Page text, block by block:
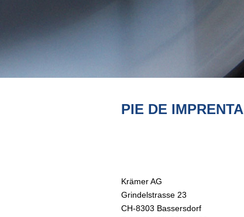
PIE DE IMPRENTA
Krämer AG
Grindelstrasse 23
CH-8303 Bassersdorf